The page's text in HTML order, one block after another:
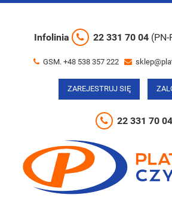
Infolinia 22 331 70 04
GSM. +48 538 357 222
ZAREJESTRUJ SIĘ
22 331 70 04